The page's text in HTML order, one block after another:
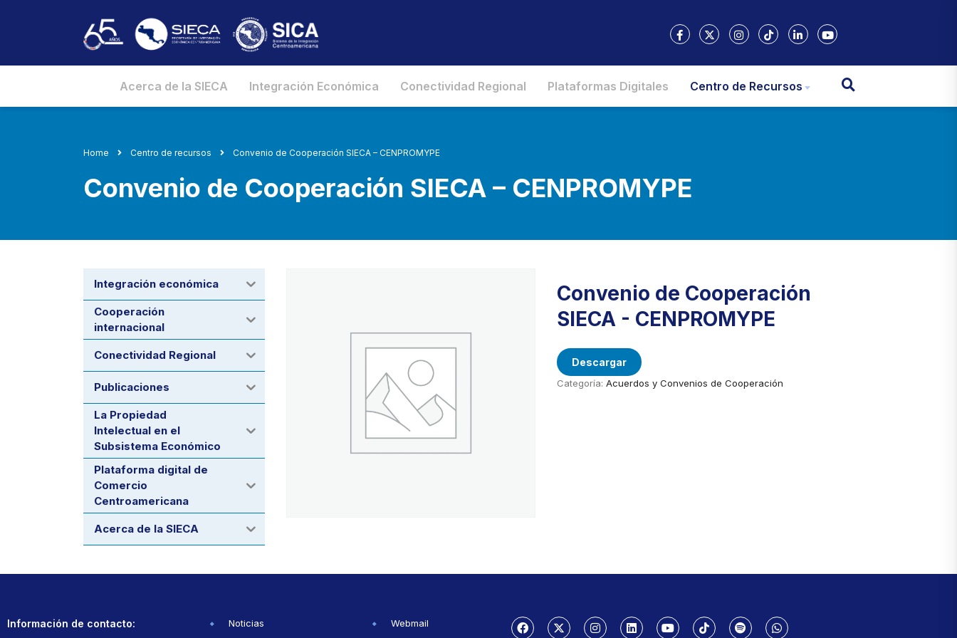
Acerca de la SIECA Integración Económica Conectividad Regional Plataformas Digitales Centro de Recursos
Home Centro de recursos Convenio de Cooperación SIECA – CENPROMYPE
Convenio de Cooperación SIECA – CENPROMYPE
Convenio de Cooperación
SIECA - CENPROMYPE
Descargar
Categoría: Acuerdos y Convenios de Cooperación
Integración económica
Cooperación
internacional
Conectividad Regional
Publicaciones
La Propiedad
Intelectual en el
Subsistema Económico
Plataforma digital de
Comercio
Centroamericana
Acerca de la SIECA
Información de contacto: Noticias Webmail